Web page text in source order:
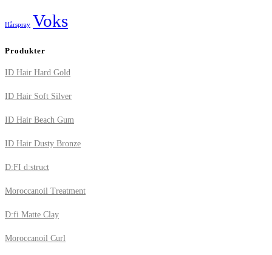
Hårspray Voks
Produkter
ID Hair Hard Gold
ID Hair Soft Silver
ID Hair Beach Gum
ID Hair Dusty Bronze
D:FI d:struct
Moroccanoil Treatment
D:fi Matte Clay
Moroccanoil Curl